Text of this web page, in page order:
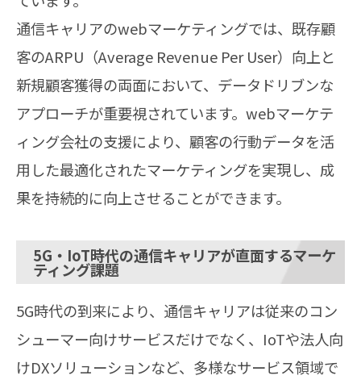
通信キャリアのwebマーケティングでは、既存顧
客のARPU（Average Revenue Per User）向上と
新規顧客獲得の両面において、データドリブンな
アプローチが重要視されています。webマーケテ
ィング会社の支援により、顧客の行動データを活
用した最適化されたマーケティングを実現し、成
果を持続的に向上させることができます。
5G・IoT時代の通信キャリアが直面するマーケ
ティング課題
5G時代の到来により、通信キャリアは従来のコン
シューマー向けサービスだけでなく、IoTや法人向
けDXソリューションなど、多様なサービス領域で